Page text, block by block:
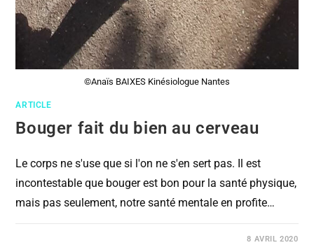
©Anaïs BAIXES Kinésiologue Nantes
ARTICLE
Bouger fait du bien au cerveau
Le corps ne s'use que si l'on ne s'en sert pas. Il est
incontestable que bouger est bon pour la santé physique,
mais pas seulement, notre santé mentale en profite…
8 AVRIL 2020